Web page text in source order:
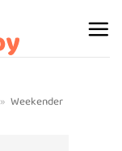
» Weekender